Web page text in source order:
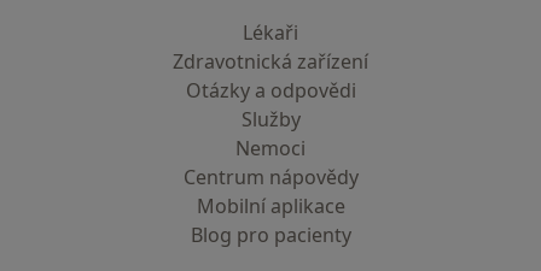
Lékaři
Zdravotnická zařízení
Otázky a odpovědi
Služby
Nemoci
Centrum nápovědy
Mobilní aplikace
Blog pro pacienty